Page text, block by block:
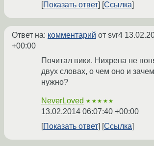
Показать ответ
Ссылка
Ответ на: комментарий от svr4
+00:00
Почитал вики. Нихрена не
двух словах, о чем оно и
нужно?
NeverLoved ★★★★★
13.02.2014 06:07:40 +00:00
Показать ответ
Ссылка